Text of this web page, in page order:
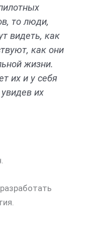
то люди,
видеть, как
как они
жизни.
их и у себя
их